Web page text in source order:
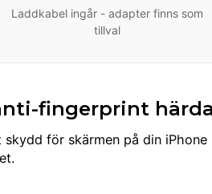
Laddkabel ingår - adapter finns som
tillval
fingerprint
för skärmen på din